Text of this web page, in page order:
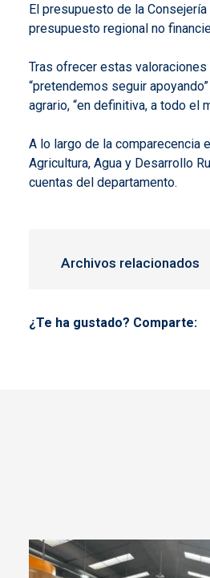
El presupuesto de la
presupuesto regional no
Tras ofrecer estas
“pretendemos seguir
agrario, “en definitiva, a todo el
A lo largo de la comparecencia
Agricultura, Agua y Desarrollo
cuentas del departamento.
Archivos relacionados
¿Te ha gustado? Comparte: